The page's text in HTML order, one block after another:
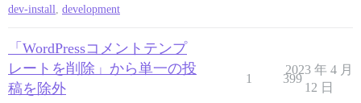
dev-install, development
「WordPressコメントテンプ
レートを削除」から単一の投
稿を除外
1 399
2023 年 4 月
12 日